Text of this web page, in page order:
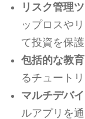
リスク管理
ップロスや
て投資を保護
包括的な教
るチュート
マルチデバ
ルアプリを